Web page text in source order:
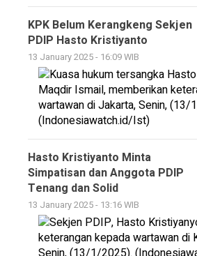
KPK Belum Kerangkeng Sekjen
PDIP Hasto Kristiyanto
13 January 2025 - 16:09 WIB
Hasto Kristiyanto Minta
Simpatisan dan Anggota PDIP
Tenang dan Solid
13 January 2025 - 13:16 WIB